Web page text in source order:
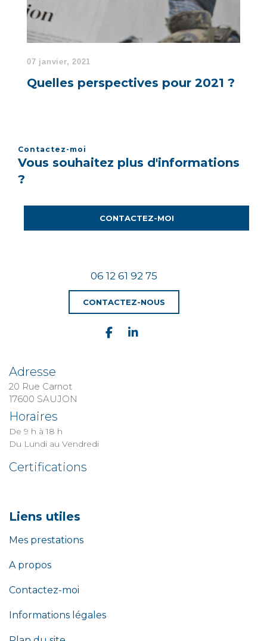
07 janvier, 2021
Quelles perspectives pour 2021 ?
Contactez-moi
Vous souhaitez plus d'informations
?
CONTACTEZ-MOI
06 12 61 92 75
CONTACTEZ-NOUS
Adresse
20 Rue Carnot
​​​​​​​17600 SAUJON
Horaires
De 9 h à 18 h
Du Lundi au Vendredi
Certifications
Liens utiles
Mes prestations
A propos
Contactez-moi
Informations légales